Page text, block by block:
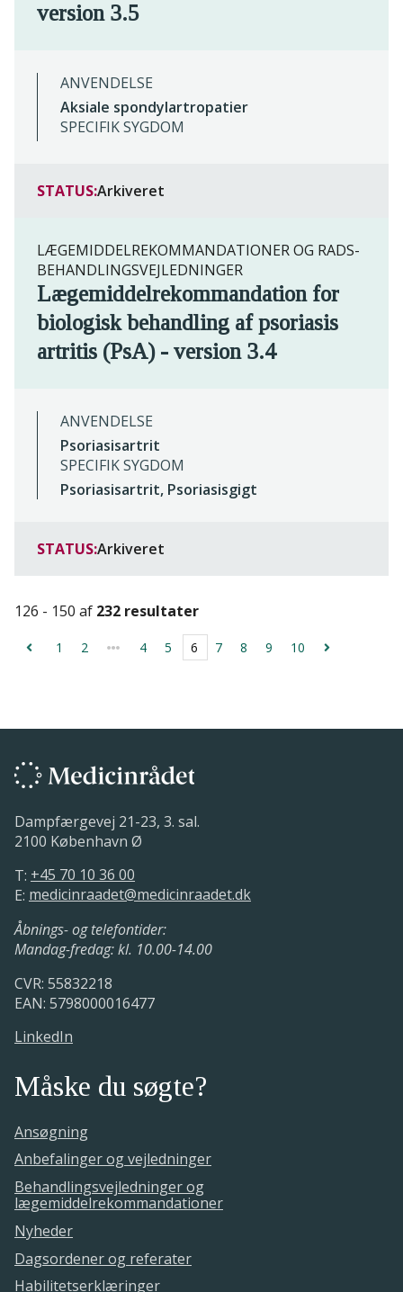
version 3.5
ANVENDELSE
Aksiale spondylartropatier
SPECIFIK SYGDOM
STATUS:Arkiveret
LÆGEMIDDELREKOMMANDATIONER OG RADS-
BEHANDLINGSVEJLEDNINGER
Lægemiddelrekommandation for
biologisk behandling af psoriasis
artritis (PsA) - version 3.4
ANVENDELSE
Psoriasisartrit
SPECIFIK SYGDOM
Psoriasisartrit, Psoriasisgigt
STATUS:Arkiveret
126 - 150 af 232 resultater
1 2 4 5 6 7 8 9 10
Dampfærgevej 21-23, 3. sal.
2100 København Ø
T: +45 70 10 36 00
E: medicinraadet@medicinraadet.dk
Åbnings- og telefontider:
Mandag-fredag: kl. 10.00-14.00
CVR: 55832218
EAN: 5798000016477
LinkedIn
Måske du søgte?
Ansøgning
Anbefalinger og vejledninger
Behandlingsvejledninger og
lægemiddelrekommandationer
Nyheder
Dagsordener og referater
Habilitetserklæringer